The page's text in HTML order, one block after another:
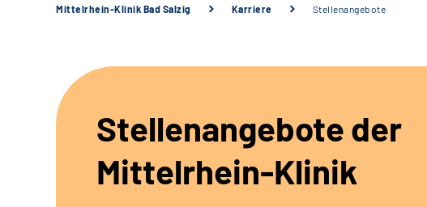
Mittelrhein-Klinik Bad Salzig Karriere Stellenangebote
Stellenangebote der
Mittelrhein-Klinik